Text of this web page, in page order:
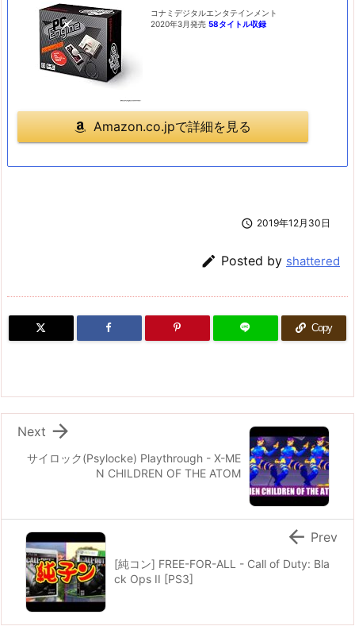
コナミデジタルエンタテインメント
2020年3月発売 58タイトル収録
Amazon.co.jpで詳細を見る
 2019年12月30日
 Posted by shattered
Copy
サイロック(Psylocke) Playthrough - X-ME
N CHILDREN OF THE ATOM

Next
[純コン] FREE-FOR-ALL - Call of Duty: Bla
ck Ops II [PS3]
 Prev